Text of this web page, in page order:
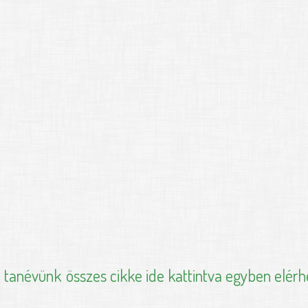
tanévünk összes cikke ide kattintva egyben